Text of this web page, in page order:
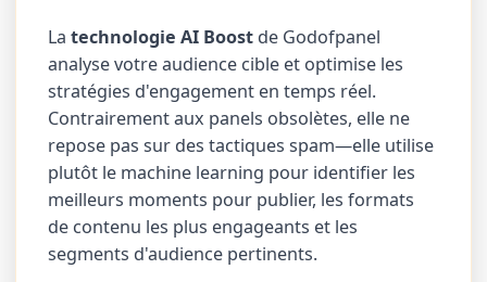
Latechnologie AI Boost de Godofpanel
analyse votre audience cible et optimise les
stratégies d'engagement en temps réel.
Contrairement aux panels obsolètes, elle ne
repose pas sur des tactiques spam—elle utilise
plutôt le machine learning pour identifier les
meilleurs moments pour publier, les formats
de contenu les plus engageants et les
segments d'audience pertinents.